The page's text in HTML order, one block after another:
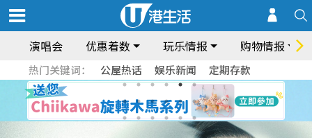
演唱会 优惠着数 玩乐情报 购物情报
热门关键词： 公屋热话 娱乐新闻 定期存款